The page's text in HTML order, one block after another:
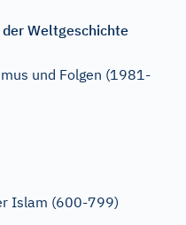
Weltgeschichte
und Folgen (1981-
Islam (600-799)